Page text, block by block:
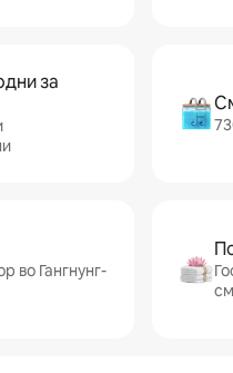
за
во Гангнунг-